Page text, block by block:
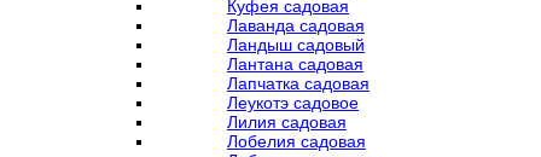
Куфея садовая
Лаванда садовая
Ландыш садовый
Лантана садовая
Лапчатка садовая
Леукотэ садовое
Лилия садовая
Лобелия садовая